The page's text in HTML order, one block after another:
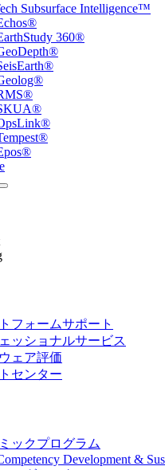
Subsurface Intelligence™
360®
フォームサポート
ッショナルサービス
ェア評価
センター
ックプログラム
Development &